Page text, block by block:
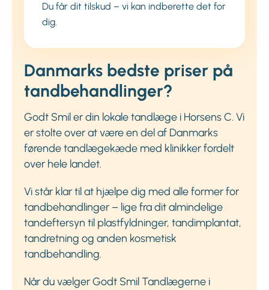
Du får dit tilskud – vi kan indberette det for
dig.
Danmarks bedste priser på
tandbehandlinger?
Godt Smil er din lokale tandlæge i Horsens C. Vi
er stolte over at være en del af Danmarks
førende tandlægekæde med klinikker fordelt
over hele landet.
Vi står klar til at hjælpe dig med alle former for
tandbehandlinger – lige fra dit almindelige
tandeftersyn til plastfyldninger, tandimplantat,
tandretning og anden kosmetisk
tandbehandling.
Når du vælger Godt Smil Tandlægerne i